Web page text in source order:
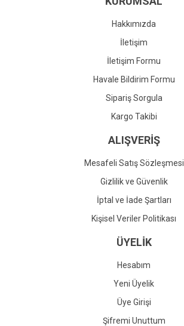
Gönder
Hakkımızda
İletişim
İletişim Formu
Havale Bildirim Formu
Sipariş Sorgula
Kargo Takibi
ALIŞVERİŞ
Mesafeli Satış Sözleşmesi
Gizlilik ve Güvenlik
İptal ve İade Şartları
Kişisel Veriler Politikası
ÜYELİK
Hesabım
Yeni Üyelik
Üye Girişi
Şifremi Unuttum